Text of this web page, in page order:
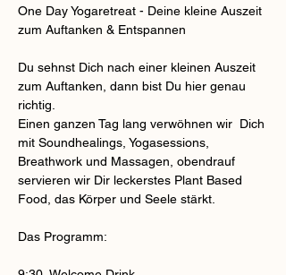
One Day Yogaretreat - Deine kleine Auszeit
zum Auftanken & Entspannen
Du sehnst Dich nach einer kleinen Auszeit
zum Auftanken, dann bist Du hier genau
richtig.
Einen ganzen Tag lang verwöhnen wir  Dich
mit Soundhealings, Yogasessions,
Breathwork und Massagen, obendrauf
servieren wir Dir leckerstes Plant Based
Food, das Körper und Seele stärkt.
Das Programm: